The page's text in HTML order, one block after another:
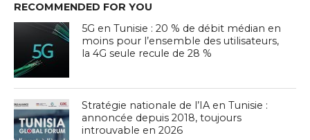
RECOMMENDED FOR YOU
5G en Tunisie : 20 % de débit médian en
moins pour l’ensemble des utilisateurs,
la 4G seule recule de 28 %
Stratégie nationale de l’IA en Tunisie :
annoncée depuis 2018, toujours
introuvable en 2026